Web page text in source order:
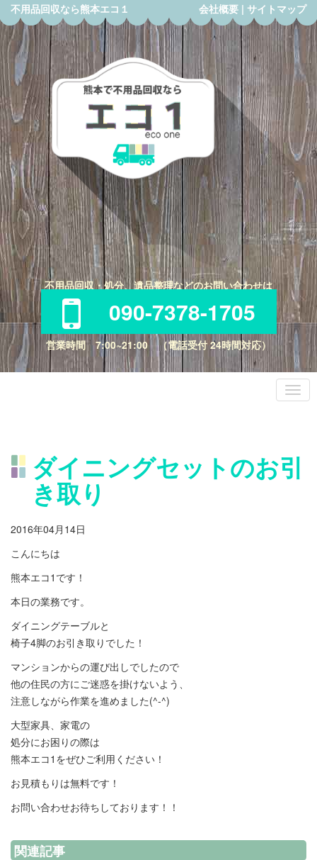
不用品回収なら熊本エコ１ 会社概要| サイトマップ
不用品回収・処分、遺品整理などのお問い合わせは
090-7378-1705
営業時間 7:00~21:00 （電話受付 24時間対応）
ダイニングセットのお引
き取り
2016年04月14日
こんにちは
熊本エコ1です！
本日の業務です。
ダイニングテーブルと
椅子4脚のお引き取りでした！
マンションからの運び出しでしたので
他の住民の方にご迷惑を掛けないよう、
注意しながら作業を進めました(^-^)
大型家具、家電の
処分にお困りの際は
熊本エコ1をぜひご利用ください！
お見積もりは無料です！
お問い合わせお待ちしております！！
関連記事